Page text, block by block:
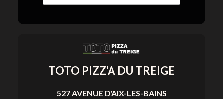
TOTO PIZZ'A DU TREIGE
527 AVENUE D'AIX-LES-BAINS